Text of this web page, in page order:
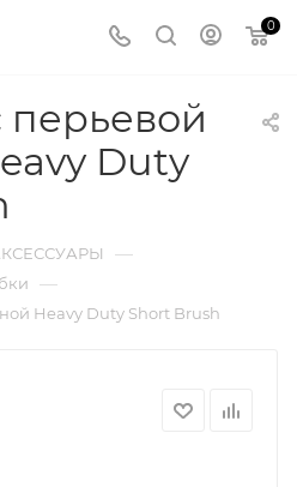
0
перьевой
Duty
—
—
Heavy Duty Short Brush